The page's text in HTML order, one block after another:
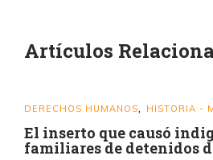
Artículos
DERECHOS HUMANOS HISTORIA -
El inserto que causó
familiares de detenidos